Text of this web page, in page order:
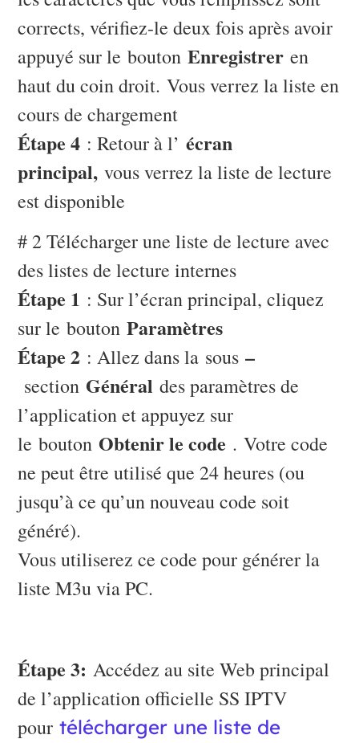
corrects, vérifiez-le deux fois après avoir
appuyé sur le boutonEnregistrer en
haut du coin droit. Vous verrez la liste en
cours de chargement
Étape 4 : Retour à l’écran
principal, vous verrez la liste de lecture
est disponible
# 2 Télécharger une liste de lecture avec
des listes de lecture internes
Étape 1 : Sur l’écran principal, cliquez
sur le boutonParamètres
Étape 2 : Allez dans la sous–
section Général des paramètres de
l’application et appuyez sur
le boutonObtenir le code . Votre code
ne peut être utilisé que 24 heures (ou
jusqu’à ce qu’un nouveau code soit
généré).
Vous utiliserez ce code pour générer la
liste M3u via PC.
Étape 3: Accédez au site Web principal
de l’application officielle SS IPTV
pourtélécharger une liste de